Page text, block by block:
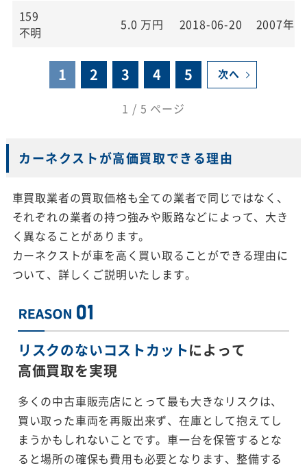
159
不明
5.0 万円 2018-06-20 2007年
1 2 3 4 5 次へ
1 / 5 ページ
カーネクストが高価買取できる理由
車買取業者の買取価格も全ての業者で同じではなく、
それぞれの業者の持つ強みや販路などによって、大き
く異なることがあります。
カーネクストが車を高く買い取ることができる理由に
ついて、詳しくご説明いたします。
リスクのないコストカットによって
高価買取を実現
多くの中古車販売店にとって最も大きなリスクは、
買い取った車両を再販出来ず、在庫として抱えてし
まうかもしれないことです。車一台を保管するとな
ると場所の確保も費用も必要となります、整備する